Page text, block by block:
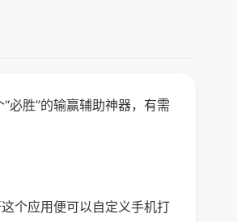
必胜”的输赢辅助神器，有需
个应用便可以自定义手机打